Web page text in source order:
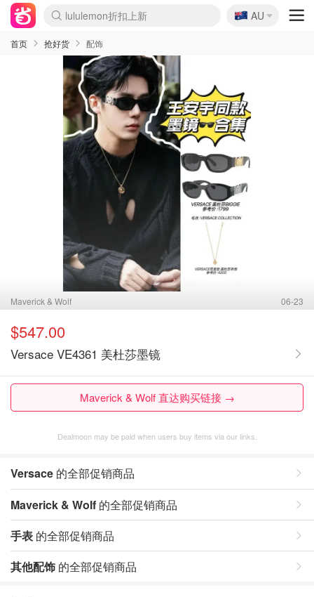
Sasa美妆护肤3.5折
SSENSE年中3折
FreshBeauty好价汇总
Cettire降价+叠9折
Farfetch折上8折
WWS Coles超市实拍
viagogo二手票捡漏
Myer清仓1折起
The Outnet奢牌1折起
David Jones 3折起
Flannels大牌1折
Perfumes Club护肤1折
AMIRO返校季6.2折
Oweek抽奖送Airpods
Amazon折扣汇总
eToro入金$200送$50
Amazon数码好物
ICONIC本周7.5折
ThedoubleF高奢地板价
Moose Knuckles 6折
丝芙兰5折起
EUFY官网3.7折起
Selenichast首饰2折
Trip机票酒店促销
YSL送5件彩妆礼
Amazon家居好物
BIGBANG巡演开票
David Jones时尚3折
Amazon美妆护肤
雅漾大喷$8
过敏原检测盒$33
伊索独家赠50ml沐浴露
科颜氏清仓3折
SEALIFE海洋馆门票6折
丝塔芙大白罐$16
订阅Newsletter送香薰
Cult Beauty 6.8折
Harrods圣诞日历2.3折
LN-CC奢牌私促3折
d'Alba空姐喷雾$16
EVE LOM套装逆天2折
Bernardelli独家4折
Adore Beauty 6折起
CT圣诞日历
Mytheresa奢品2.7折
Luxury Escapes 9折
Currentbody美容仪9折
MOON Garden Live
ALLSAINTS美衣3折
Roborock扫地机3.7折
Tingo Life水杯$24
Valentino官网5折
CR洗发护发6.3折
🇦🇺
AU
首页 抢好货 配饰
Maverick & Wolf 06-23
$547.00
Versace VE4361 美杜莎墨镜
Maverick & Wolf 直达购买链接 →
Dealmoon may be paid when users buy items via our links.
Versace 的全部促销商品
Maverick & Wolf 的全部促销商品
手表 的全部促销商品
其他配饰 的全部促销商品